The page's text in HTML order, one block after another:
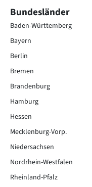
Bundesländer
Baden-Württemberg
Bayern
Berlin
Bremen
Brandenburg
Hamburg
Hessen
Mecklenburg-Vorp.
Niedersachsen
Nordrhein-Westfalen
Rheinland-Pfalz